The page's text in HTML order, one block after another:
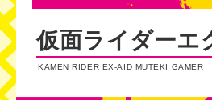
仮面ライダーエ
KAMEN RIDER EX-AID MUTEKI GAMER